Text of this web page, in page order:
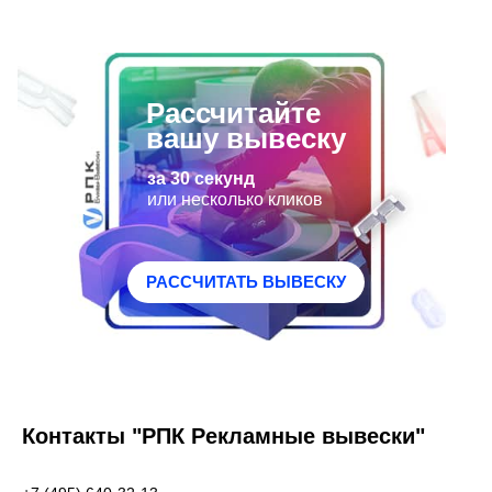
Рассчитайте
вашу вывеску
за 30 секунд
или несколько кликов
РАССЧИТАТЬ ВЫВЕСКУ
Контакты "РПК Рекламные вывески"